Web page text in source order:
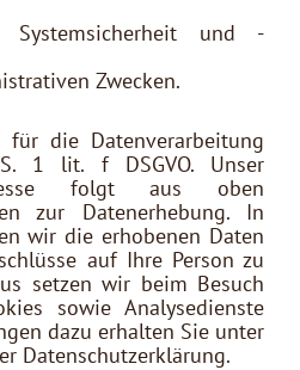
Systemsicherheit und -
Zwecken.
für die Datenverarbeitung
1 lit. f DSGVO. Unser
folgt aus oben
zur Datenerhebung. In
wir die erhobenen Daten
auf Ihre Person zu
setzen wir beim Besuch
sowie Analysedienste
dazu erhalten Sie unter
Datenschutzerklärung.